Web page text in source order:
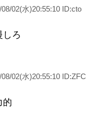
08/02(水)20:55:10 ID:cto
しろ
02(水)20:55:10 ID:ZFC
的